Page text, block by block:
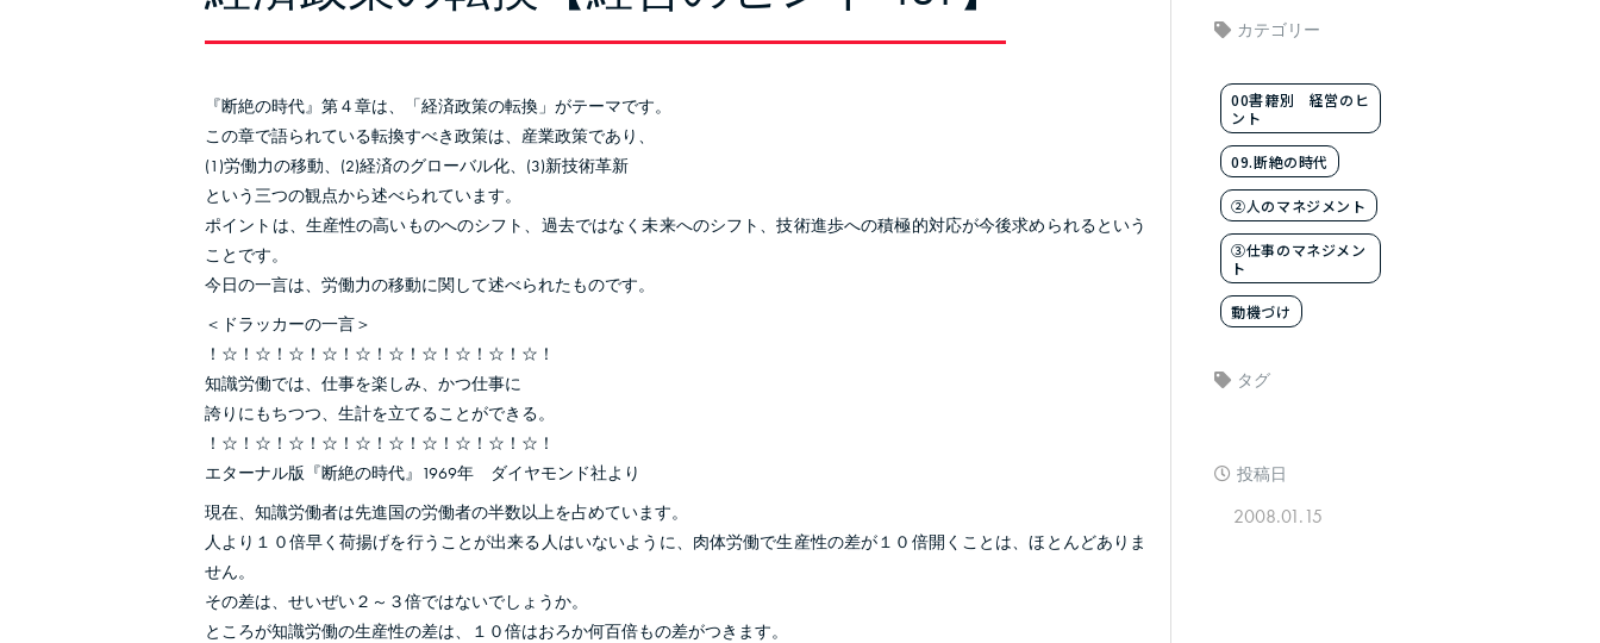
『断絶の時代』第４章は、「経済政策の転換」がテーマです。
この章で語られている転換すべき政策は、産業政策であり、
(1)労働力の移動、(2)経済のグローバル化、(3)新技術革新
という三つの観点から述べられています。
ポイントは、生産性の高いものへのシフト、過去ではなく未来へのシフト、技術進歩への積極的対応が今後求められるという
ことです。
今日の一言は、労働力の移動に関して述べられたものです。
＜ドラッカーの一言＞
！☆！☆！☆！☆！☆！☆！☆！☆！☆！☆！
知識労働では、仕事を楽しみ、かつ仕事に
誇りにもちつつ、生計を立てることができる。
！☆！☆！☆！☆！☆！☆！☆！☆！☆！☆！
エターナル版『断絶の時代』1969年 ダイヤモンド社より
現在、知識労働者は先進国の労働者の半数以上を占めています。
人より１０倍早く荷揚げを行うことが出来る人はいないように、肉体労働で生産性の差が１０倍開くことは、ほとんどありま
せん。
その差は、せいぜい２～３倍ではないでしょうか。
ところが知識労働の生産性の差は、１０倍はおろか何百倍もの差がつきます。
カテゴリー
00書籍別 経営のヒ
ント
09.断絶の時代
②人のマネジメント
③仕事のマネジメン
ト
動機づけ
タグ
投稿日
2008.01.15